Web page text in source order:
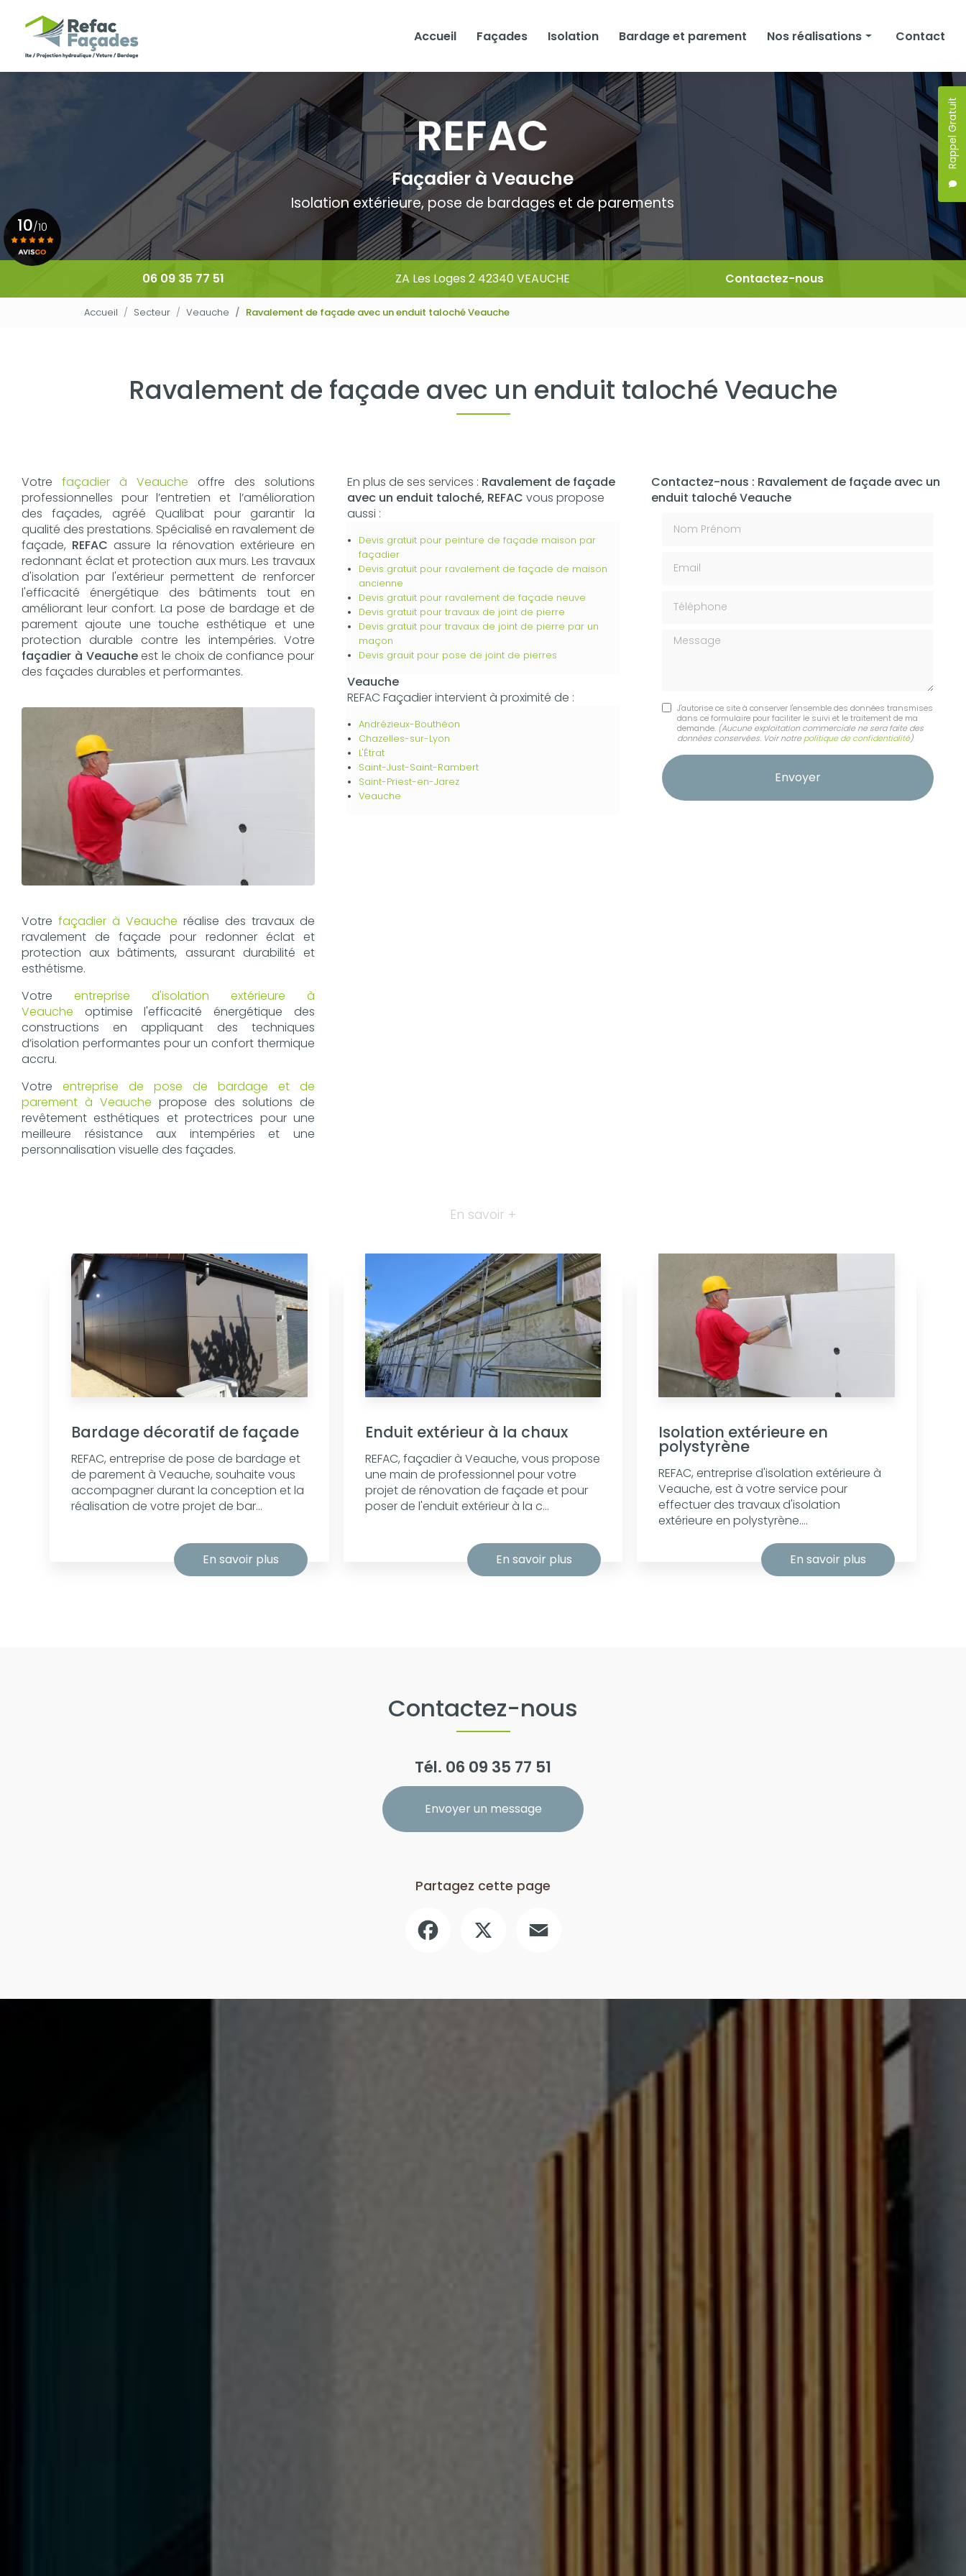
contenu
principal
Rappel Gratuit
Accueil
Façades Isolation Bardage et parement Nos réalisations
Façades
Isolation
Bardage et parement
Contact
Façadier à Veauche
Isolation extérieure, pose de bardages et de parements
06 09 35 77 51 ZA Les Loges 2 42340 VEAUCHE Contactez-nous
10/10
Accueil Secteur Veauche Ravalement de façade avec un enduit taloché Veauche
Ravalement de façade avec un enduit taloché Veauche
Votre façadier à Veauche offre des solutions
professionnelles pour l’entretien et l’amélioration
des façades, agréé Qualibat pour garantir la
qualité des prestations. Spécialisé en ravalement de
façade, REFAC assure la rénovation extérieure en
redonnant éclat et protection aux murs. Les travaux
d'isolation par l'extérieur permettent de renforcer
l'efficacité énergétique des bâtiments tout en
améliorant leur confort. La pose de bardage et de
parement ajoute une touche esthétique et une
protection durable contre les intempéries. Votre
façadier à Veaucheest le choix de confiance pour
des façades durables et performantes.
Votre façadier à Veauche réalise des travaux de
ravalement de façade pour redonner éclat et
protection aux bâtiments, assurant durabilité et
esthétisme.
Votre entreprise d'isolation extérieure à
Veauche optimise l'efficacité énergétique des
constructions en appliquant des techniques
d’isolation performantes pour un confort thermique
accru.
Votre entreprise de pose de bardage et de
parement à Veauche propose des solutions de
revêtement esthétiques et protectrices pour une
meilleure résistance aux intempéries et une
personnalisation visuelle des façades.
En plus de ses services : Ravalement de façade
avec un enduit taloché, REFAC vous propose
aussi :
Devis gratuit pour peinture de façade maison par
façadier
Devis gratuit pour ravalement de façade de maison
ancienne
Devis gratuit pour ravalement de façade neuve
Devis gratuit pour travaux de joint de pierre
Devis gratuit pour travaux de joint de pierre par un
maçon
Devis grauit pour pose de joint de pierres
Veauche
REFAC Façadier intervient à proximité de :
Andrézieux-Bouthéon
Chazelles-sur-Lyon
L'Étrat
Saint-Just-Saint-Rambert
Saint-Priest-en-Jarez
Veauche
Contactez-nous : Ravalement de façade avec un
enduit taloché Veauche
Message
J'autorise ce site à conserver l'ensemble des données transmises
dans ce formulaire pour faciliter le suivi et le traitement de ma
demande. (Aucune exploitation commerciale ne sera faite des
données conservées. Voir notre politique de confidentialité)
En savoir +
Bardage décoratif de façade
REFAC, entreprise de pose de bardage et
de parement à Veauche, souhaite vous
accompagner durant la conception et la
réalisation de votre projet de bar...
En savoir plus
Enduit extérieur à la chaux
REFAC, façadier à Veauche, vous propose
une main de professionnel pour votre
projet de rénovation de façade et pour
poser de l'enduit extérieur à la c...
En savoir plus
Isolation extérieure en
polystyrène
REFAC, entreprise d'isolation extérieure à
Veauche, est à votre service pour
effectuer des travaux d'isolation
extérieure en polystyrène....
En savoir plus
Contactez-nous
Tél. 06 09 35 77 51
Envoyer un message
Partagez cette page